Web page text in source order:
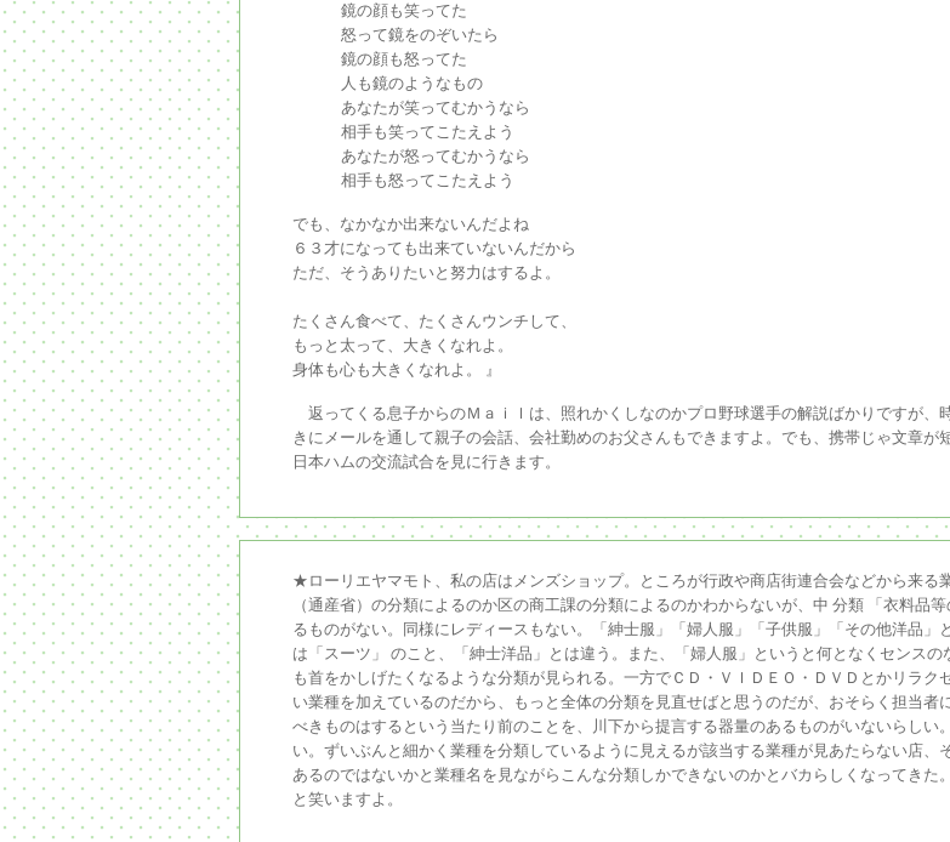
鏡の顔も笑ってた
怒って鏡をのぞいたら
鏡の顔も怒ってた
人も鏡のようなもの
あなたが笑ってむかうなら
相手も笑ってこたえよう
あなたが怒ってむかうなら
相手も怒ってこたえよう
でも、なかなか出来ないんだよね
６３才になっても出来ていないんだから
ただ、そうありたいと努力はするよ。
たくさん食べて、たくさんウンチして、
もっと太って、大きくなれよ。
身体も心も大きくなれよ。 』
返ってくる息子からのＭａｉｌは、照れかくしなのかプロ野球選手の解説ばかりですが、
きにメールを通して親子の会話、会社勤めのお父さんもできますよ。でも、携帯じゃ文章
日本ハムの交流試合を見に行きます。
★ローリエヤマモト、私の店はメンズショップ。ところが行政や商店街連合会などから来る
（通産省）の分類によるのか区の商工課の分類によるのかわからないが、中 分類 「衣料品
るものがない。同様にレディースもない。「紳士服」「婦人服」「子供服」「その他洋品
は「スーツ」 のこと、「紳士洋品」とは違う。また、「婦人服」というと何となくセンス
も首をかしげたくなるような分類が見られる。一方でＣＤ・ＶＩＤＥＯ・ＤＶＤとかリラ
い業種を加えているのだから、もっと全体の分類を見直せばと思うのだが、おそらく担当
べきものはするという当たり前のことを、川下から提言する器量のあるものがいないらしい
い。ずいぶんと細かく業種を分類しているように見えるが該当する業種が見あたらない店
あるのではないかと業種名を見ながらこんな分類しかできないのかとバカらしくなってきた
と笑いますよ。